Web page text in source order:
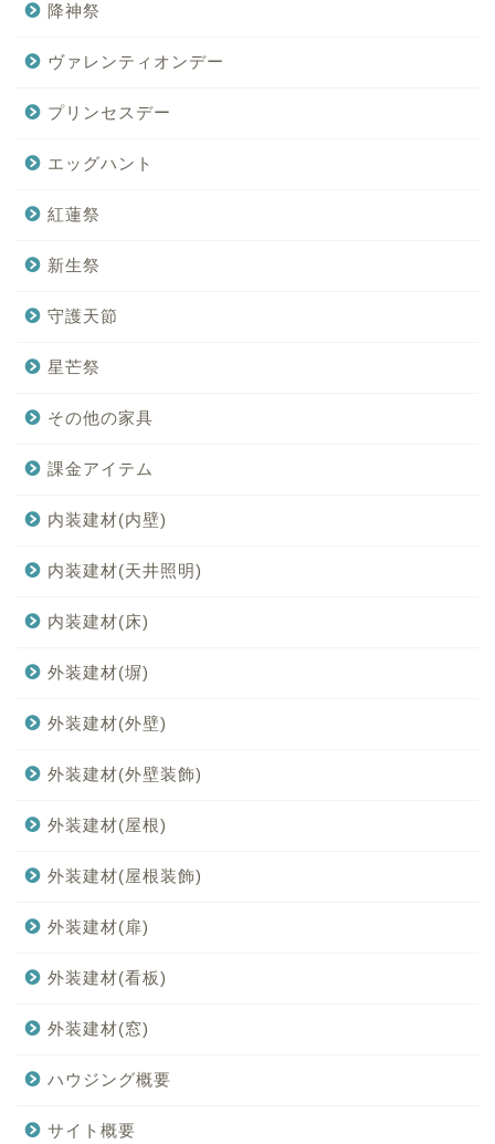
降神祭
ヴァレンティオンデー
プリンセスデー
エッグハント
紅蓮祭
新生祭
守護天節
星芒祭
その他の家具
課金アイテム
内装建材(内壁)
内装建材(天井照明)
内装建材(床)
外装建材(塀)
外装建材(外壁)
外装建材(外壁装飾)
外装建材(屋根)
外装建材(屋根装飾)
外装建材(扉)
外装建材(看板)
外装建材(窓)
ハウジング概要
サイト概要